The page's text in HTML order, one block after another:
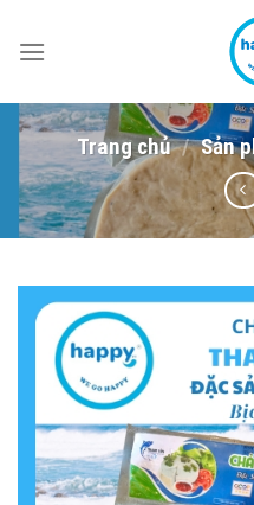
Trang chủ / Sản